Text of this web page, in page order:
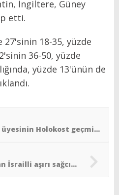
İngiltere, Güney
etti.
27'sinin 18-35, yüzde
36-50, yüzde
yüzde 13'ünün de
Seçilmiş kongre üyesinin Holokost geçmişi yalan çıktı
Amerikalı hahamlardan İsrailli aşırı sağcılara boykot